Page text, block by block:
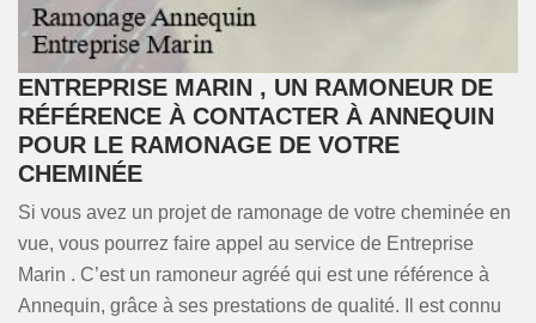
ENTREPRISE MARIN , UN RAMONEUR DE
RÉFÉRENCE À CONTACTER À ANNEQUIN
POUR LE RAMONAGE DE VOTRE
CHEMINÉE
Si vous avez un projet de ramonage de votre cheminée en
vue, vous pourrez faire appel au service de Entreprise
Marin . C’est un ramoneur agréé qui est une référence à
Annequin, grâce à ses prestations de qualité. Il est connu